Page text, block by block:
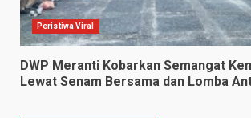
Peristiwa Viral
DWP Meranti Kobarkan Semangat
Lewat Senam Bersama dan Lomba